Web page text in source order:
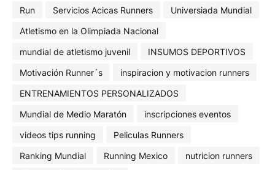
Run
Servicios Acicas Runners
Universiada Mundial
Atletismo en la Olimpiada Nacional
mundial de atletismo juvenil
INSUMOS DEPORTIVOS
Motivación Runner´s
inspiracion y motivacion runners
ENTRENAMIENTOS PERSONALIZADOS
Mundial de Medio Maratón
inscripciones eventos
videos tips running
Peliculas Runners
Ranking Mundial
Running Mexico
nutricion runners